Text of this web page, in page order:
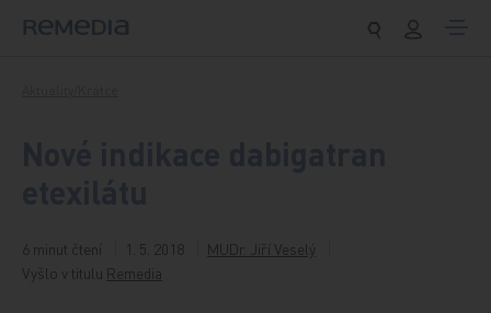
6 minut čtení 1. 5. 2018
MUDr. Jiří Veselý
Vyšlo v titulu Remedia